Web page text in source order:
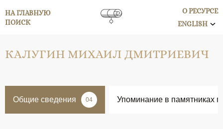
НА ГЛАВНУЮ
ПОИСК
О РЕСУРСЕ
ENGLISH
КАЛУГИН МИХАИЛ ДМИТРИЕВИЧ
Общие сведения 04 Упоминание в памятниках